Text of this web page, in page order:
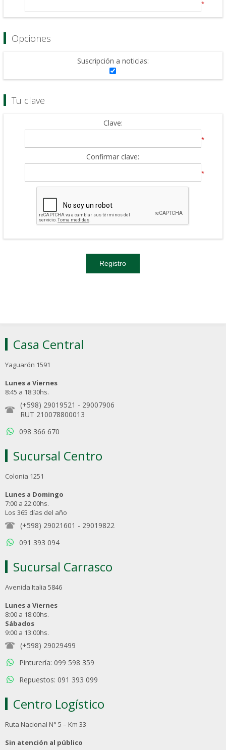
*
Opciones
Suscripción a noticias:
Tu clave
Clave:
*
Confirmar clave:
*
Casa Central
Yaguarón 1591
Lunes a Viernes
8:45 a 18:30hs.
(+598) 29019521 - 29007906
RUT 210078800013
098 366 670
Sucursal Centro
Colonia 1251
Lunes a Domingo
7:00 a 22:00hs.
Los 365 días del año
(+598) 29021601 - 29019822
091 393 094
Sucursal Carrasco
Avenida Italia 5846
Lunes a Viernes
8:00 a 18:00hs.
Sábados
9:00 a 13:00hs.
(+598) 29029499
Pinturería: 099 598 359
Repuestos: 091 393 099
Centro Logístico
Ruta Nacional N° 5 – Km 33
Sin atención al público